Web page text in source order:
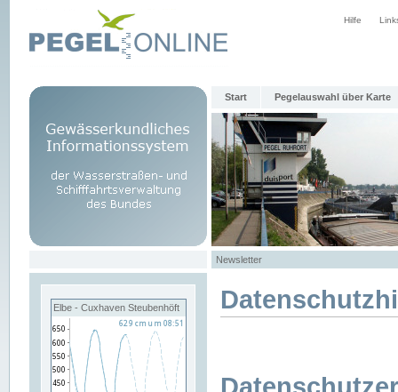
Hilfe
Start Pegelauswahl über Karte
Newsletter
Elbe - Cuxhaven Steubenhöft